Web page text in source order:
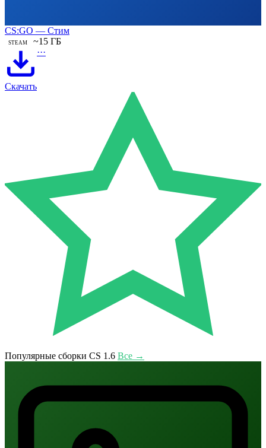
CS:GO — Стим
STEAM ~15 ГБ
Скачать
···
Популярные сборки CS 1.6 Все →